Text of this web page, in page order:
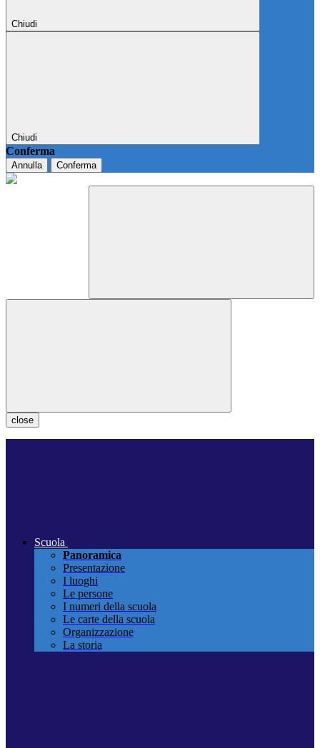
Chiudi
Chiudi
Conferma
Annulla Conferma
close
Scuola
Panoramica
Presentazione
I luoghi
Le persone
I numeri della scuola
Le carte della scuola
Organizzazione
La storia